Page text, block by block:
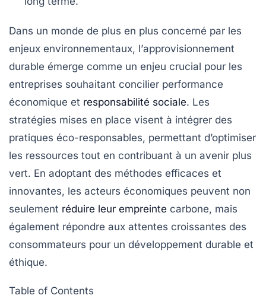
Dans un monde de plus en plus concerné par les
enjeux environnementaux, l’approvisionnement
durable émerge comme un enjeu crucial pour les
entreprises souhaitant concilier performance
économique et responsabilité sociale. Les
stratégies mises en place visent à intégrer des
pratiques éco-responsables, permettant d’optimiser
les ressources tout en contribuant à un avenir plus
vert. En adoptant des méthodes efficaces et
innovantes, les acteurs économiques peuvent non
seulement réduire leur empreinte carbone, mais
également répondre aux attentes croissantes des
consommateurs pour un développement durable et
éthique.
Table of Contents